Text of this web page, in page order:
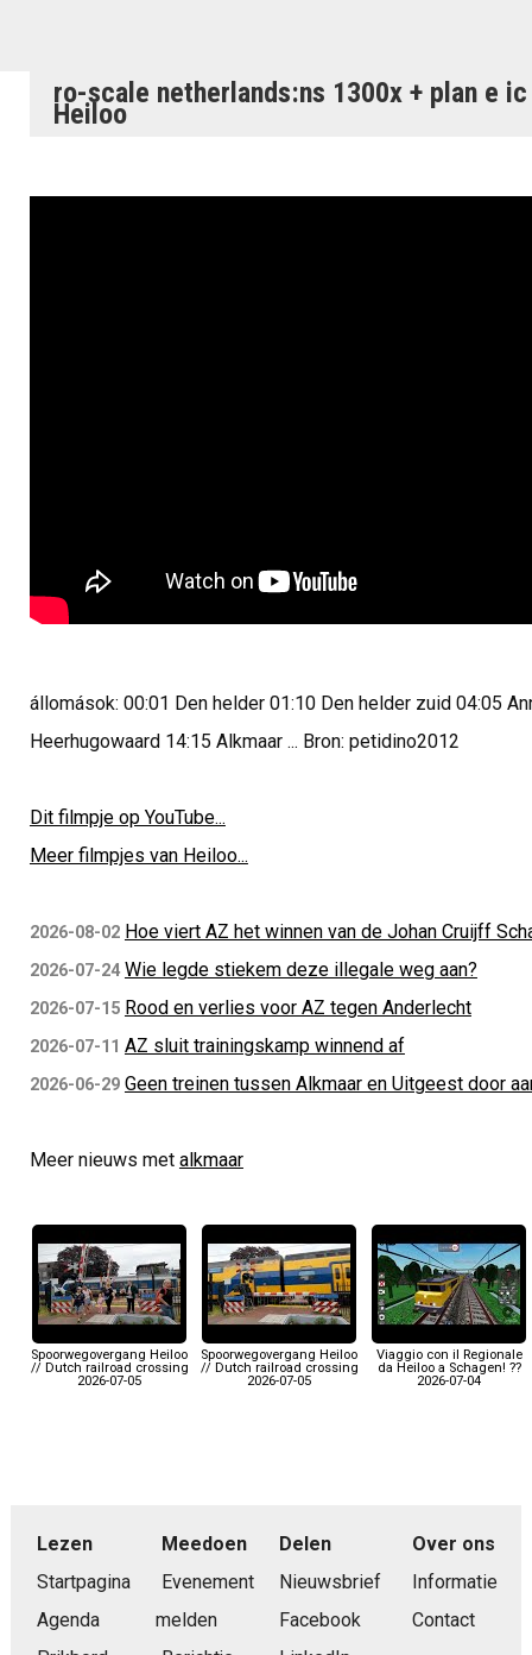
ro-scale netherlands:ns 1300x + plan e
Heiloo
állomások: 00:01 Den helder 01:10 Den helder zuid 04:05
Heerhugowaard 14:15 Alkmaar ... Bron: petidino2012
Dit filmpje op YouTube...
Meer filmpjes van Heiloo...
2026-08-02 Hoe viert AZ het winnen van de Johan Cruijff
2026-07-24 Wie legde stiekem deze illegale weg aan?
2026-07-15 Rood en verlies voor AZ tegen Anderlecht
2026-07-11 AZ sluit trainingskamp winnend af
2026-06-29 Geen treinen tussen Alkmaar en Uitgeest door
Meer nieuws met alkmaar
Spoorwegovergang Heiloo
// Dutch railroad crossing
2026-07-05
Spoorwegovergang Heiloo
// Dutch railroad crossing
2026-07-05
Viaggio con il Regionale
da Heiloo a Schagen! ??
2026-07-04
Lezen
Startpagina
Agenda
Meedoen
Evenement
melden
Delen
Nieuwsbrief
Facebook
Over ons
Informatie
Contact